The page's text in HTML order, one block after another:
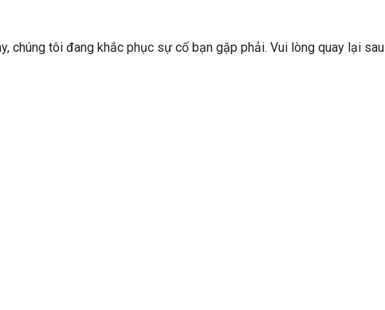
chúng tôi đang khắc phục sự cố bạn gặp phải. Vui lòng quay lại sau